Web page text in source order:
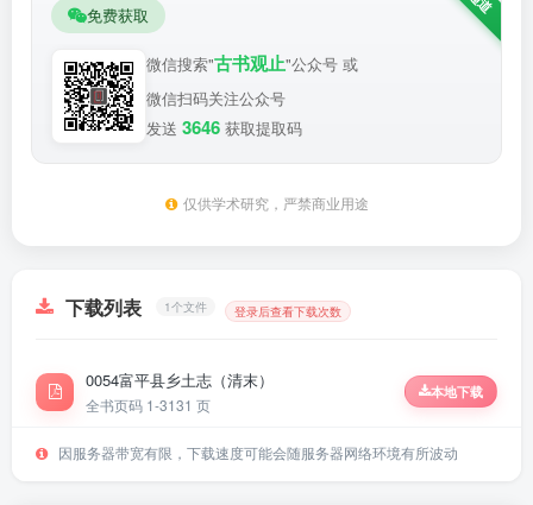
免费获取
微信搜索"古书观止"公众号 或
微信扫码关注公众号
发送 3646 获取提取码
仅供学术研究，严禁商业用途
下载列表 1个文件 登录后查看下载次数
0054富平县乡土志（清末）
全书页码 1-3131 页
本地下载
因服务器带宽有限，下载速度可能会随服务器网络环境有所波动